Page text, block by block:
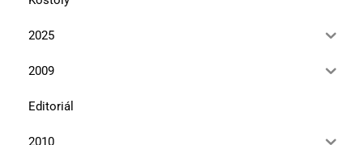
2025
2009
Editoriál
2010